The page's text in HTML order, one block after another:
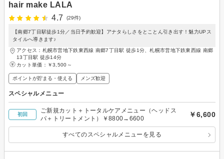
hair make LALA
4.7
(29件)
【南郷7丁目駅徒歩1分／当日予約歓迎】アナタらしさをとことん引き出す！魅力UPス
タイルへ導きます♪
アクセス：札幌市営地下鉄東西線 南郷7丁目駅 徒歩1分、札幌市営地下鉄東西線 南郷
13丁目駅 徒歩14分
カット単価： ￥3,500～
ポイントが貯まる・使える メンズ歓迎
スペシャルメニュー
初回
ご新規カット＋トータルケアメニュー（ヘッドス
パ＋トリートメント）￥8800→6600
￥6,600
すべてのスペシャルメニューを見る